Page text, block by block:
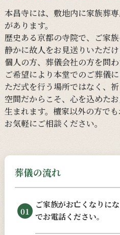
本昌寺には、 敷地内に家族葬
があります。
歴史ある京都の寺院で、 ご家
静かに故人をお見送りいただけ
個人の方、 葬儀会社の方を問
ご希望により本堂でのご葬儀
ただ式を行う 場所ではなく、
空間だから こそ、 心を込めた
生まれます。 檀家以外の方でも
お気軽にご相談ください。
葬儀の流れ
01
ご家族がお亡くなりに
でお電話ください。